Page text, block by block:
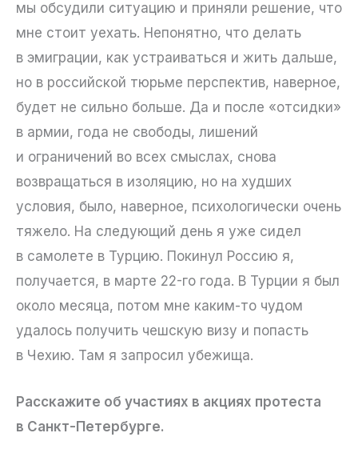
мы обсудили ситуацию и приняли решение, что
мне стоит уехать. Непонятно, что делать
в эмиграции, как устраиваться и жить дальше,
но в российской тюрьме перспектив, наверное,
будет не сильно больше. Да и после «отсидки»
в армии, года не свободы, лишений
и ограничений во всех смыслах, снова
возвращаться в изоляцию, но на худших
условия, было, наверное, психологически очень
тяжело. На следующий день я уже сидел
в самолете в Турцию. Покинул Россию я,
получается, в марте 22-го года. В Турции я был
около месяца, потом мне каким-то чудом
удалось получить чешскую визу и попасть
в Чехию. Там я запросил убежища.
Расскажите об участиях в акциях протеста
в Санкт-Петербурге.